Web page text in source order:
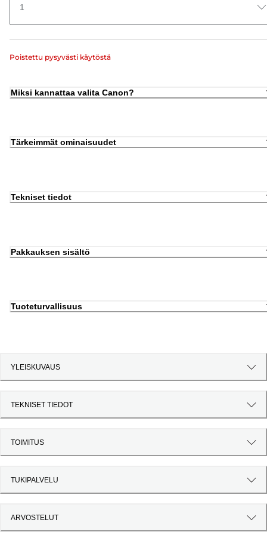
1
Poistettu pysyvästi käytöstä
Miksi kannattaa valita Canon?
Tärkeimmät ominaisuudet
Tekniset tiedot
Pakkauksen sisältö
Tuoteturvallisuus
YLEISKUVAUS
TEKNISET TIEDOT
TOIMITUS
TUKIPALVELU
ARVOSTELUT